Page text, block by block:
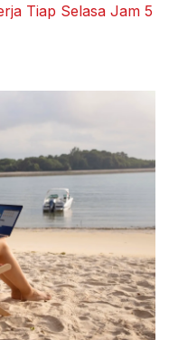
Tiap Selasa Jam 5